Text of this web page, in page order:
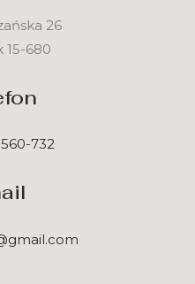
26
15-680
732